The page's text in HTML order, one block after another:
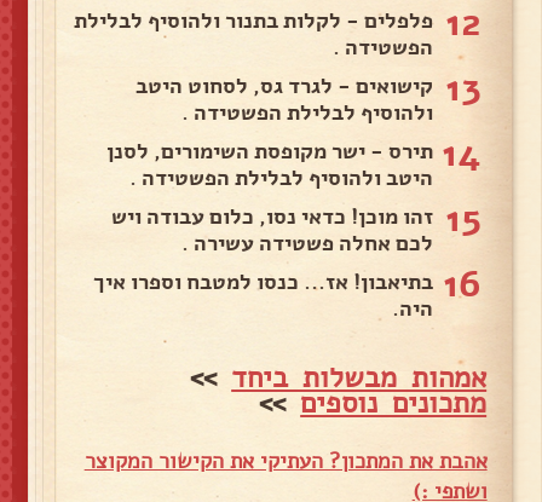
12 פלפלים - לקלות בתנור ולהוסיף לבלילת
הפשטידה .
13 קישואים - לגרד גס, לסחוט היטב
ולהוסיף לבלילת הפשטידה .
14 תירס - ישר מקופסת השימורים, לסנן
היטב ולהוסיף לבלילת הפשטידה .
15 זהו מוכן! כדאי נסו, כלום עבודה ויש
לכם אחלה פשטידה עשירה .
16 בתיאבון! אז... כנסו למטבח וספרו איך
היה.
אמהות מבשלות ביחד >>
מתכונים נוספים>>
אהבת את המתכון? העתיקי את הקישור המקוצר
ושתפי :)